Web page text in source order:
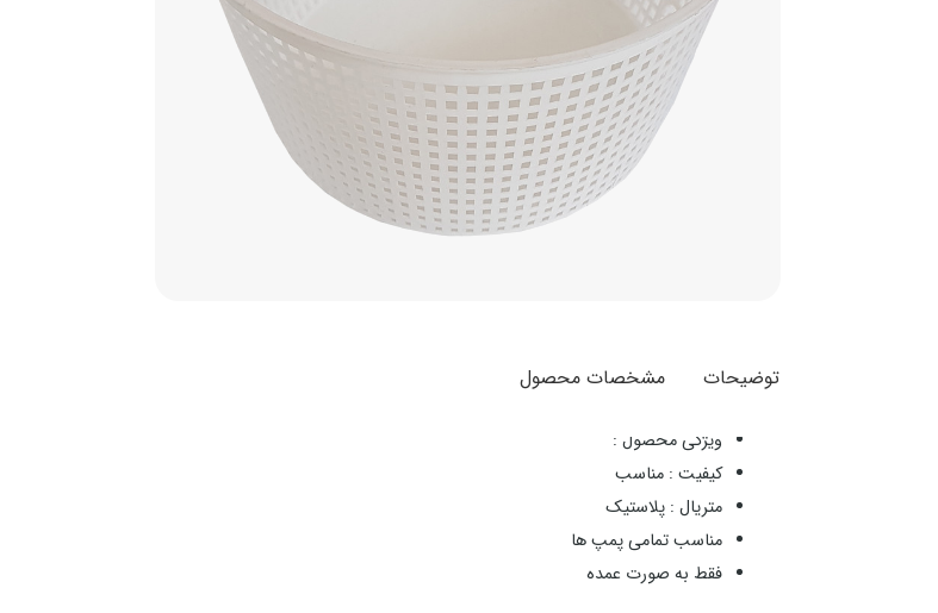
توضیحات مشخصات محصول
ویژگی محصول :
کیفیت : مناسب
متریال : پلاستیک
مناسب تمامی پمپ ها
فقط به صورت عمده